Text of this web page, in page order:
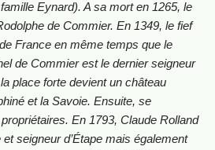
Eynard). A sa mort en 1265, le
de Commier. En 1349, le fief
France en même temps que le
de Commier est le dernier seigneur
place forte devient un château
et la Savoie. Ensuite, se
En 1793, Claude Rolland
seigneur d’Étape mais également